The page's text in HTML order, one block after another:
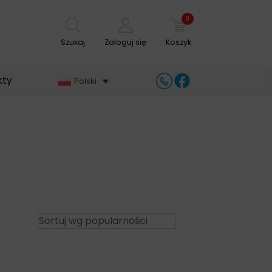
Szukaj Zaloguj się
0
Koszyk
Polski